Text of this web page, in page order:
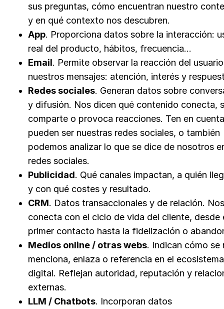
sus preguntas, cómo encuentran nuestro
y en qué contexto nos descubren.
App. Proporciona datos sobre la interacción:
real del producto, hábitos, frecuencia…
Email. Permite observar la reacción del
nuestros mensajes: atención, interés y
Redes sociales. Generan datos sobre
y difusión. Nos dicen qué contenido conecta,
comparte o provoca reacciones. Ten en
pueden ser nuestras redes sociales, o también
podemos analizar lo que se dice de nosotros
redes sociales.
Publicidad. Qué canales impactan, a quién
y con qué costes y resultado.
CRM. Datos transaccionales y de relación. Nos
conecta con el ciclo de vida del cliente, desde
primer contacto hasta la fidelización o
Medios online / otras webs. Indican cómo se
menciona, enlaza o referencia en el ecosistema
digital. Reflejan autoridad, reputación y
externas.
LLM / Chatbots. Incorporan datos